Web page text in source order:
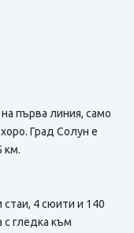
първа линия, само
Град Солун е
км.
4 сюити и 140
с гледка към